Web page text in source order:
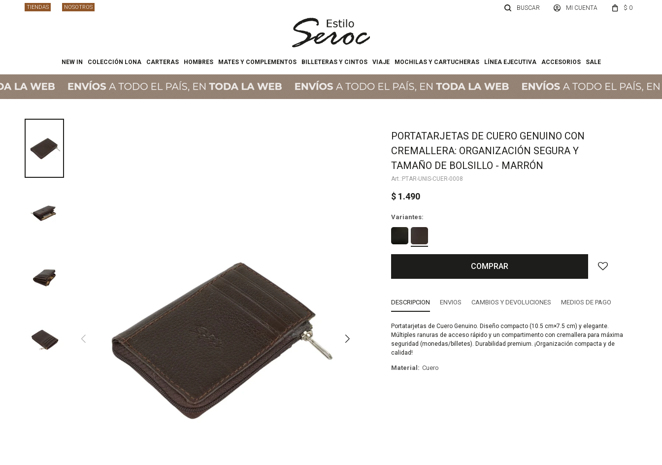
NEW IN COLECCIÓN LONA CARTERAS HOMBRES MATES Y COMPLEMENTOS BILLETERAS Y CINTOS VIAJE MOCHILAS Y CARTUCHERAS LÍNEA EJECUTIVA ACCESORIOS SALE
$ 0
TIENDAS NOSOTROS
PORTATARJETAS DE CUERO GENUINO CON
CREMALLERA: ORGANIZACIÓN SEGURA Y
TAMAÑO DE BOLSILLO - MARRÓN
PTAR-UNIS-CUER-0008
$ 1.490
Variantes:
COMPRAR
DESCRIPCION ENVIOS CAMBIOS Y DEVOLUCIONES MEDIOS DE PAGO
Portatarjetas de Cuero Genuino. Diseño compacto (10.5 cm×7.5 cm) y elegante.
Múltiples ranuras de acceso rápido y un compartimento con cremallera para máxima
seguridad (monedas/billetes). Durabilidad premium. ¡Organización compacta y de
calidad!
Material Cuero